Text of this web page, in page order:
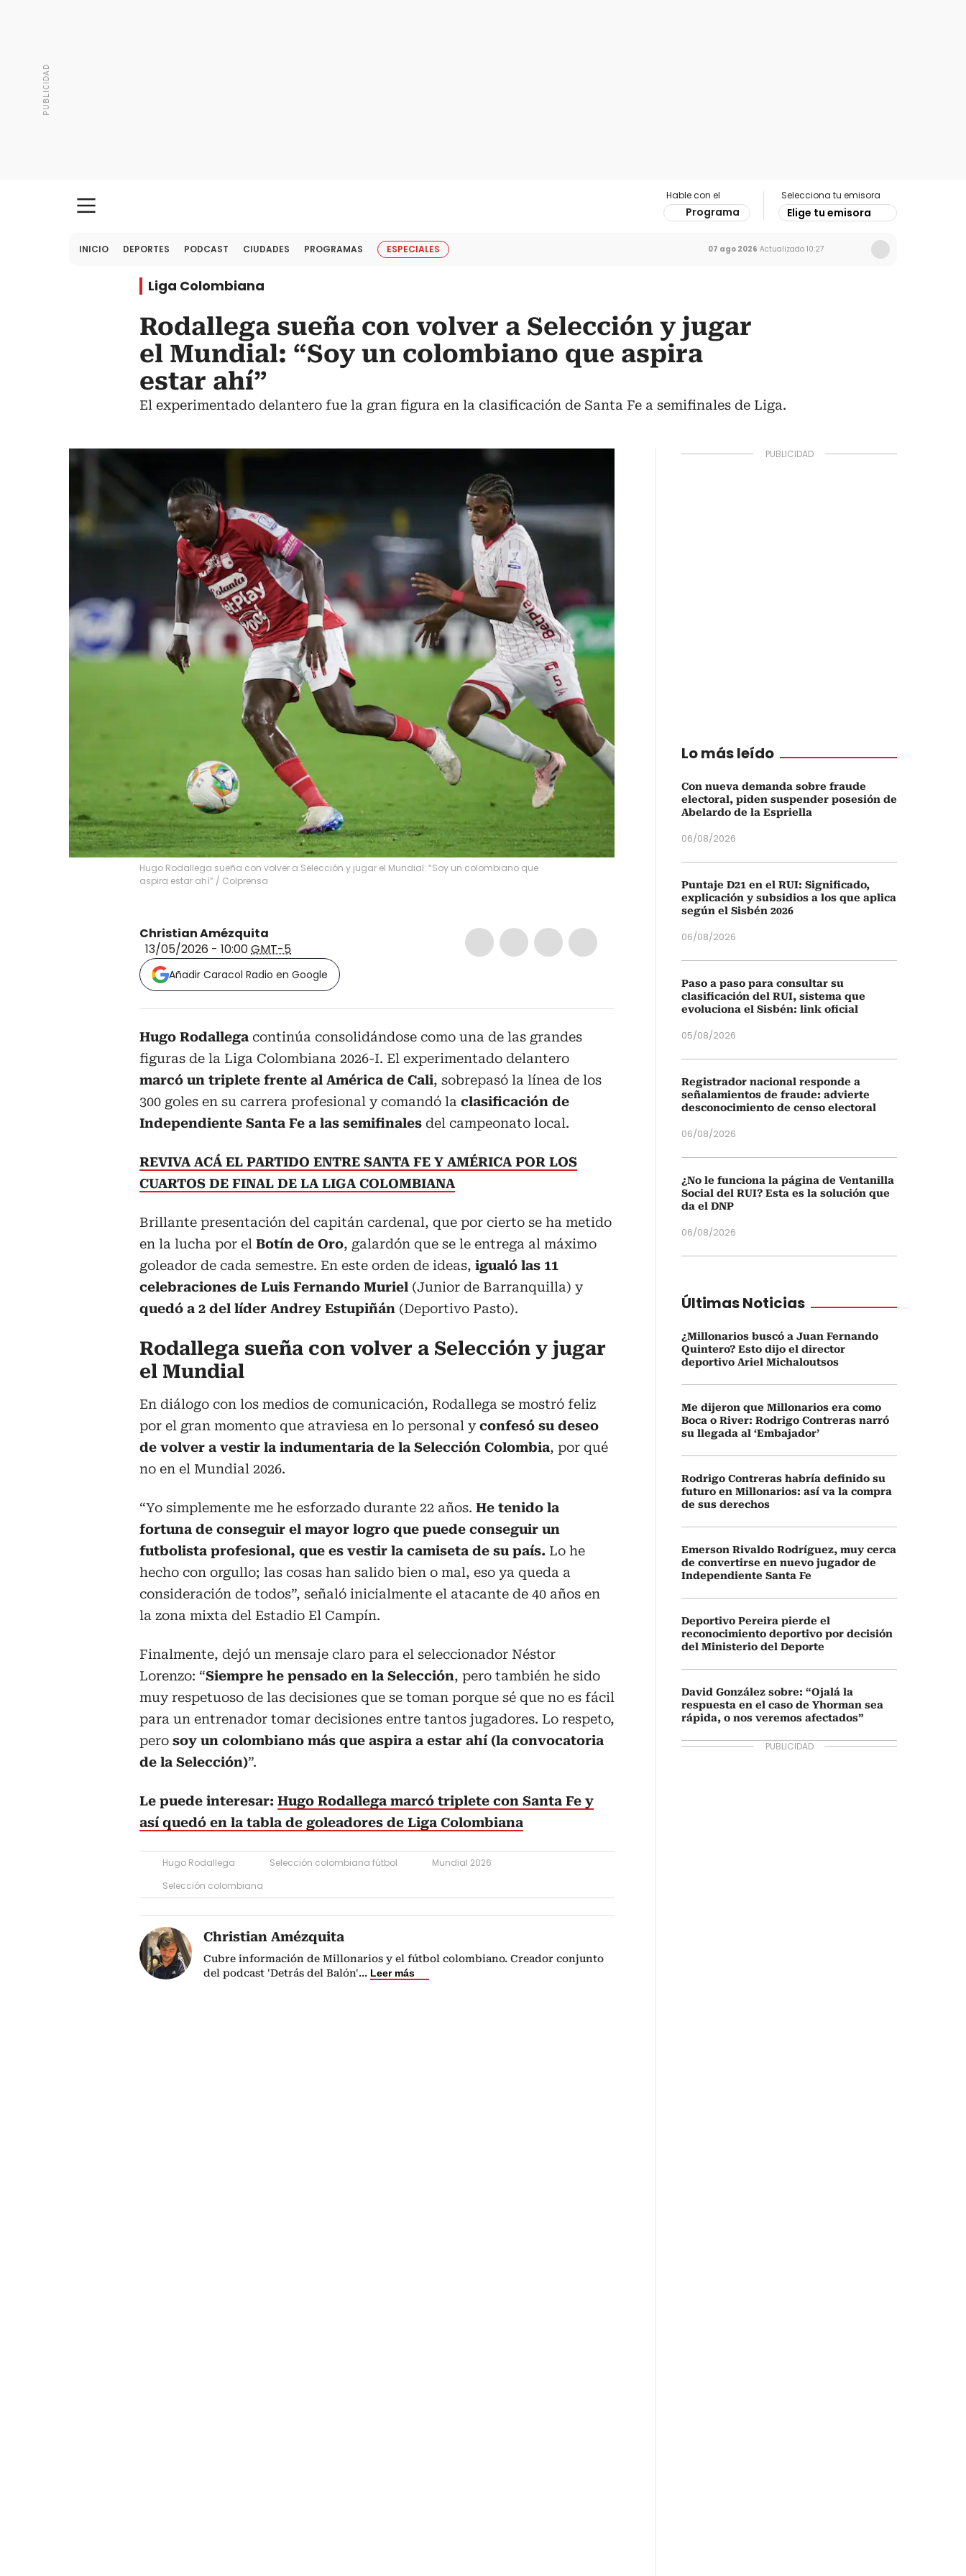
Hable con el
Programa
Selecciona tu emisora
Elige tu emisora
INICIO DEPORTES PODCAST CIUDADES PROGRAMAS ESPECIALES 07 ago 2026 Actualizado 10:27
Liga Colombiana
Rodallega sueña con volver a Selección y jugar
el Mundial: “Soy un colombiano que aspira
estar ahí”
El experimentado delantero fue la gran figura en la clasificación de Santa Fe a semifinales de Liga.
Hugo Rodallega sueña con volver a Selección y jugar el Mundial: “Soy un colombiano que
aspira estar ahí” / Colprensa
Christian Amézquita
13/05/2026 - 10:00GMT-5
Añadir Caracol Radio en Google
Hugo Rodallega continúa consolidándose como una de las grandes
figuras de la Liga Colombiana 2026-I. El experimentado delantero
marcó un triplete frente al América de Cali, sobrepasó la línea de los
300 goles en su carrera profesional y comandó la clasificación de
Independiente Santa Fe a las semifinales del campeonato local.
REVIVA ACÁ EL PARTIDO ENTRE SANTA FE Y AMÉRICA POR LOS
CUARTOS DE FINAL DE LA LIGA COLOMBIANA
Brillante presentación del capitán cardenal, que por cierto se ha metido
en la lucha por el Botín de Oro, galardón que se le entrega al máximo
goleador de cada semestre. En este orden de ideas, igualó las 11
celebraciones de Luis Fernando Muriel (Junior de Barranquilla) y
quedó a 2 del líder Andrey Estupiñán (Deportivo Pasto).
Rodallega sueña con volver a Selección y jugar
el Mundial
En diálogo con los medios de comunicación, Rodallega se mostró feliz
por el gran momento que atraviesa en lo personal yconfesó su deseo
de volver a vestir la indumentaria de la Selección Colombia, por qué
no en el Mundial 2026.
“Yo simplemente me he esforzado durante 22 años. He tenido la
fortuna de conseguir el mayor logro que puede conseguir un
futbolista profesional, que es vestir la camiseta de su país. Lo he
hecho con orgullo; las cosas han salido bien o mal, eso ya queda a
consideración de todos”, señaló inicialmente el atacante de 40 años en
la zona mixta del Estadio El Campín.
Finalmente, dejó un mensaje claro para el seleccionador Néstor
Lorenzo: “Siempre he pensado en la Selección, pero también he sido
muy respetuoso de las decisiones que se toman porque sé que no es fácil
para un entrenador tomar decisiones entre tantos jugadores. Lo respeto,
pero soy un colombiano más que aspira a estar ahí (la convocatoria
de la Selección)”.
Le puede interesar: Hugo Rodallega marcó triplete con Santa Fe y
así quedó en la tabla de goleadores de Liga Colombiana
Hugo Rodallega Selección colombiana fútbol
Mundial 2026
Selección colombiana
Christian Amézquita
Cubre información de Millonarios y el fútbol colombiano. Creador conjunto
del podcast 'Detrás del Balón'... Leer más
Lo más leído
Con nueva demanda sobre fraude
electoral, piden suspender posesión de
Abelardo de la Espriella
06/08/2026
Puntaje D21 en el RUI: Significado,
explicación y subsidios a los que aplica
según el Sisbén 2026
06/08/2026
Paso a paso para consultar su
clasificación del RUI, sistema que
evoluciona el Sisbén: link oficial
05/08/2026
Registrador nacional responde a
señalamientos de fraude: advierte
desconocimiento de censo electoral
06/08/2026
¿No le funciona la página de Ventanilla
Social del RUI? Esta es la solución que
da el DNP
06/08/2026
Últimas Noticias
¿Millonarios buscó a Juan Fernando
Quintero? Esto dijo el director
deportivo Ariel Michaloutsos
Me dijeron que Millonarios era como
Boca o River: Rodrigo Contreras narró
su llegada al ‘Embajador’
Rodrigo Contreras habría definido su
futuro en Millonarios: así va la compra
de sus derechos
Emerson Rivaldo Rodríguez, muy cerca
de convertirse en nuevo jugador de
Independiente Santa Fe
Deportivo Pereira pierde el
reconocimiento deportivo por decisión
del Ministerio del Deporte
David González sobre: “Ojalá la
respuesta en el caso de Yhorman sea
rápida, o nos veremos afectados”